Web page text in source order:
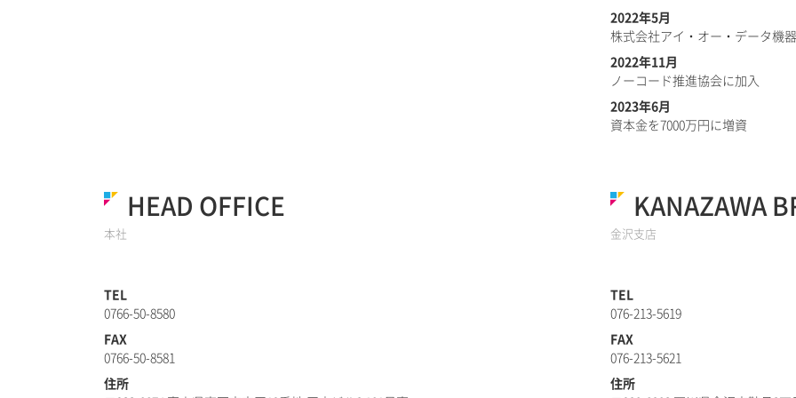
2022年5月
株式会社アイ・オー・データ機
2022年11月
ノーコード推進協会に加入
2023年6月
資本金を7000万円に増資
HEAD OFFICE
本社
TEL
0766-50-8580
FAX
0766-50-8581
住所
KANAZAWA
金沢支店
TEL
076-213-5619
FAX
076-213-5621
住所